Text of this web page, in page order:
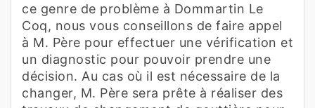
ce genre de problème à Dommartin Le
Coq, nous vous conseillons de faire appel
à M. Père pour effectuer une vérification et
un diagnostic pour pouvoir prendre une
décision. Au cas où il est nécessaire de la
changer, M. Père sera prête à réaliser des